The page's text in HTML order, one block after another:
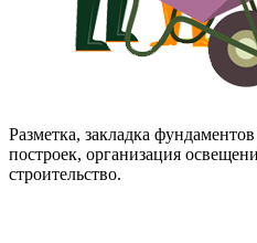
Разметка, закладка
построек, организация
строительство.